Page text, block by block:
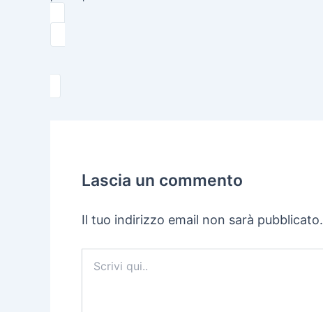
Lascia un commento
Il tuo indirizzo email non sarà pubblicato.
qui..